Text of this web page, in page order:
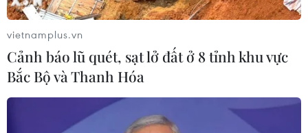
môn chuyên vào chiều 12/6./.
(TTXVN/Vietnam+)
vietnamplus.vn
Cảnh báo lũ quét, sạt lở đất ở 8 tỉnh khu vực
Bắc Bộ và Thanh Hóa